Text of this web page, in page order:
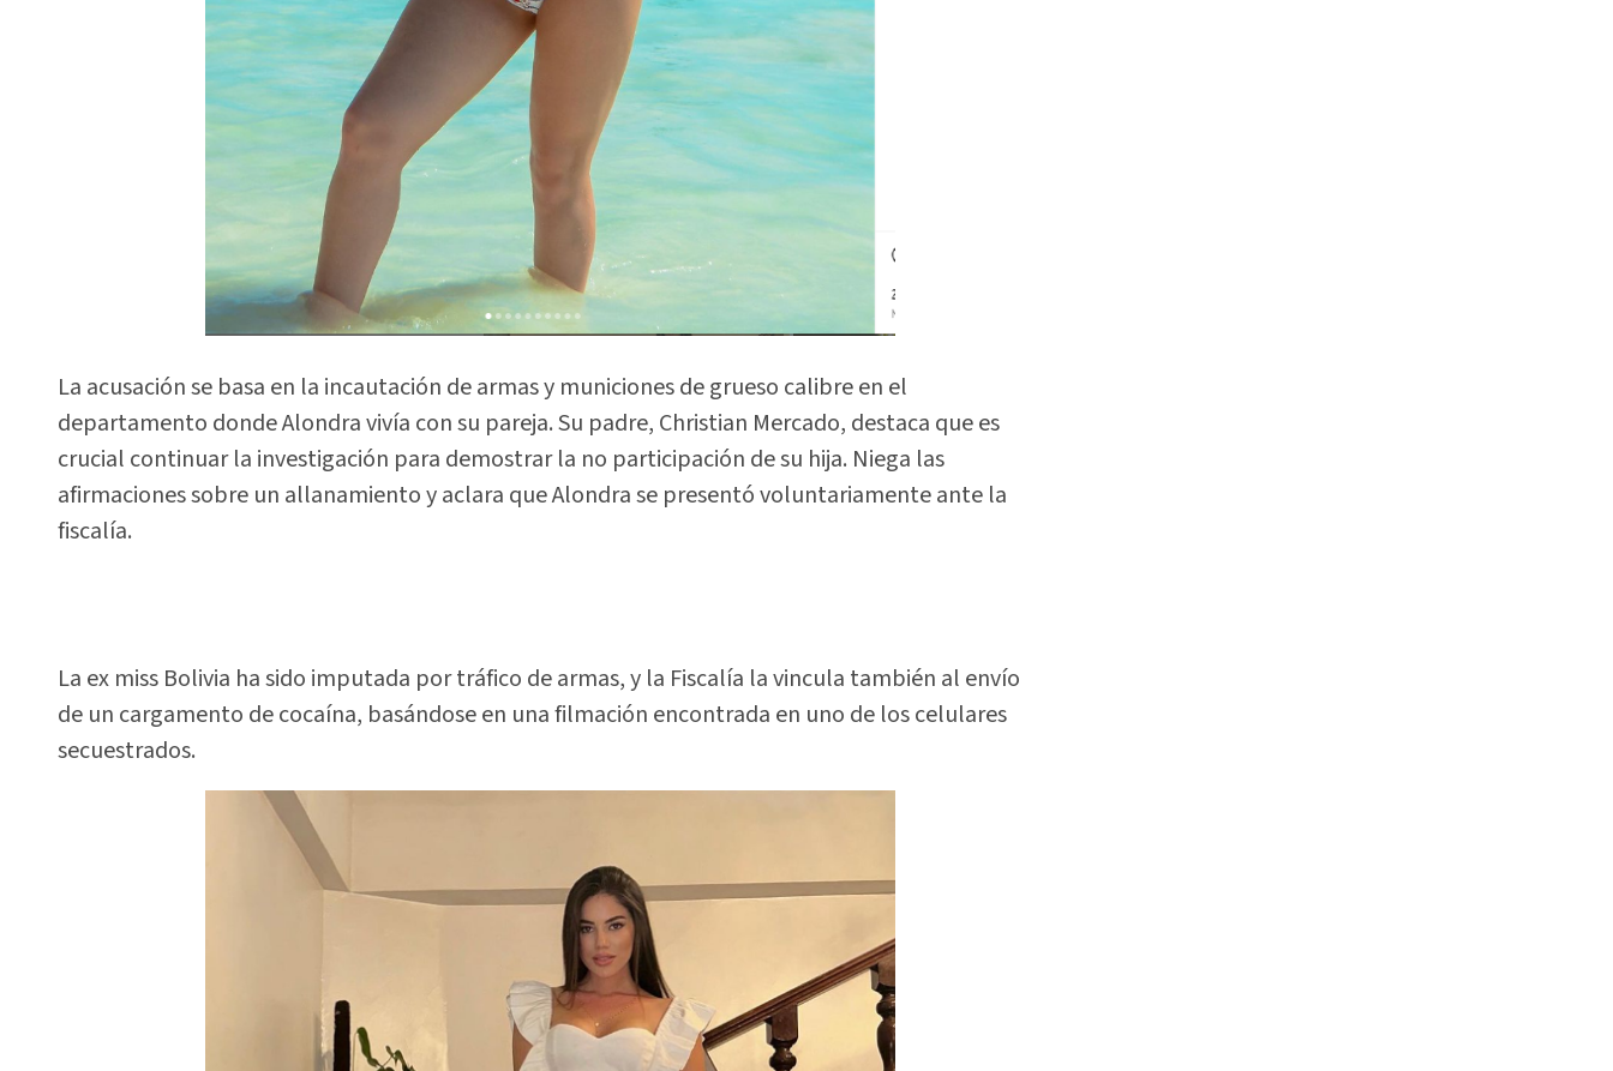
La acusación se basa en la incautación de armas y municiones de grueso calibre en el
departamento donde Alondra vivía con su pareja. Su padre, Christian Mercado, destaca que es
crucial continuar la investigación para demostrar la no participación de su hija. Niega las
afirmaciones sobre un allanamiento y aclara que Alondra se presentó voluntariamente ante la
fiscalía.
La ex miss Bolivia ha sido imputada por tráfico de armas, y la Fiscalía la vincula también al envío
de un cargamento de cocaína, basándose en una filmación encontrada en uno de los celulares
secuestrados.